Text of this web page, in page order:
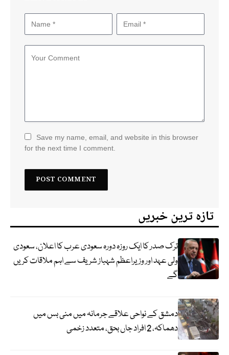
Save my name, email, and website in this browser
for the next time I comment.
تازہ ترین خبریں
ترک صدر کا ایک روزہ دورہ سعودی عرب کا اعلان، سعودی
ولی عہد اور وزیراعظم شہباز شریف سے اہم ملاقات کریں
گے
دمشق کے نواحی علاقے جرمانہ میں منی بس میں
دھماکہ، 2 افراد جاں بحق، متعدد زخمی